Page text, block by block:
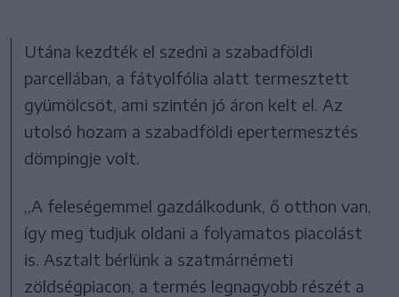
Utána kezdték el szedni a szabadföldi
parcellában, a fátyolfólia alatt termesztett
gyümölcsöt, ami szintén jó áron kelt el. Az
utolsó hozam a szabadföldi epertermesztés
dömpingje volt.
,,A feleségemmel gazdálkodunk, ő otthon van,
így meg tudjuk oldani a folyamatos piacolást
is. Asztalt bérlünk a szatmárnémeti
zöldségpiacon, a termés legnagyobb részét a